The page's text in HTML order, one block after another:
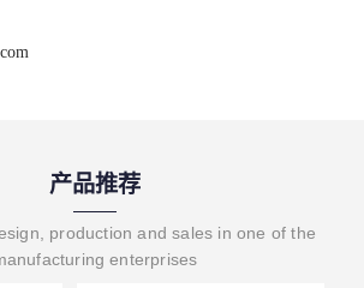
产品推荐
production and sales in one of the
enterprises